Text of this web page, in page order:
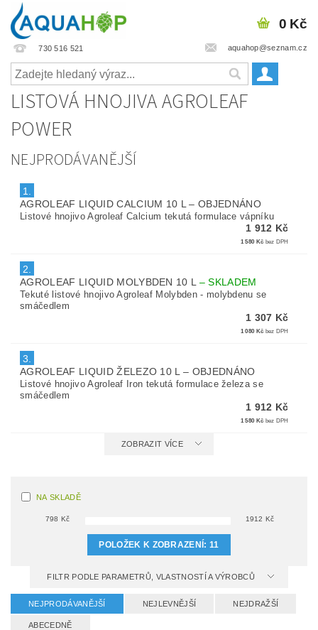
730 516 521 aquahop@seznam.cz
0 Kč
LISTOVÁ HNOJIVA AGROLEAF
POWER
NEJPRODÁVANĚJŠÍ
1.
AGROLEAF LIQUID CALCIUM 10 L–OBJEDNÁNO
Listové hnojivo Agroleaf Calcium tekutá formulace vápníku
1 912 Kč
1 580 Kč bez DPH
2.
AGROLEAF LIQUID MOLYBDEN 10 L –SKLADEM
Tekuté listové hnojivo Agroleaf Molybden - molybdenu se
smáčedlem
1 307 Kč
1 080 Kč bez DPH
3.
AGROLEAF LIQUID ŽELEZO 10 L– OBJEDNÁNO
Listové hnojivo Agroleaf Iron tekutá formulace železa se
smáčedlem
1 912 Kč
1 580 Kč bez DPH
ZOBRAZIT VÍCE
NA SKLADĚ
798 Kč 1912 Kč
POLOŽEK K ZOBRAZENÍ:11
FILTR PODLE PARAMETRŮ, VLASTNOSTÍ A VÝROBCŮ
NEJPRODÁVANĚJŠÍ NEJLEVNĚJŠÍ NEJDRAŽŠÍ
ABECEDNĚ